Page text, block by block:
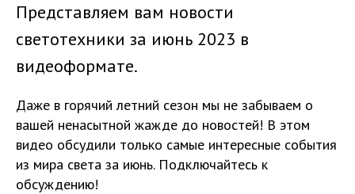
Представляем вам новости
светотехники за июнь 2023 в
видеоформате.
Даже в горячий летний сезон мы не забываем о
вашей ненасытной жажде до новостей! В этом
видео обсудили только самые интересные события
из мира света за июнь. Подключайтесь к
обсуждению!